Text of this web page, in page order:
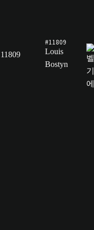
11809
#11809
Louis
Bostyn